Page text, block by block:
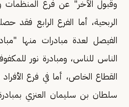
وقبول الآخر" عن فرع المنظمات
الربحية، أما الفرع الرابع فقد
الفيصل لعدة مبادرات منها
الناس للناس، ومبادرة نور
القطاع الخاص، أما في فرع الأفراد
سلطان بن سليمان العنزي